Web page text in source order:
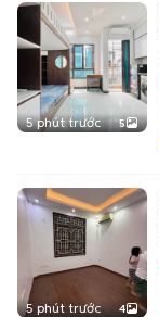
5 phút trước 5
5 phút trước 4